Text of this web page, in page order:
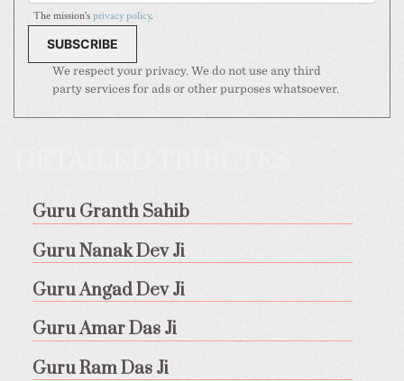
The mission'sprivacy policy.
We respect your privacy. We do not use any third
party services for ads or other purposes whatsoever.
DETAILED TRIBUTES
Guru Granth Sahib
Guru Nanak Dev Ji
Guru Angad Dev Ji
Guru Amar Das Ji
Guru Ram Das Ji